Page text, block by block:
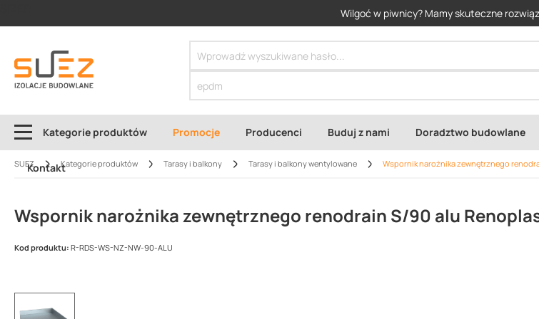
Wilgoć w piwnicy? Mamy skuteczne
Kategorie produktów Promocje Producenci Buduj z nami Doradztwo budowlane
Kontakt
SUEZ Kategorie produktów Tarasy i balkony Tarasy i balkony wentylowane Wspornik narożnika zewnętrznego
Wspornik narożnika zewnętrznego renodrain S/90 alu
Kod produktu: R-RDS-WS-NZ-NW-90-ALU